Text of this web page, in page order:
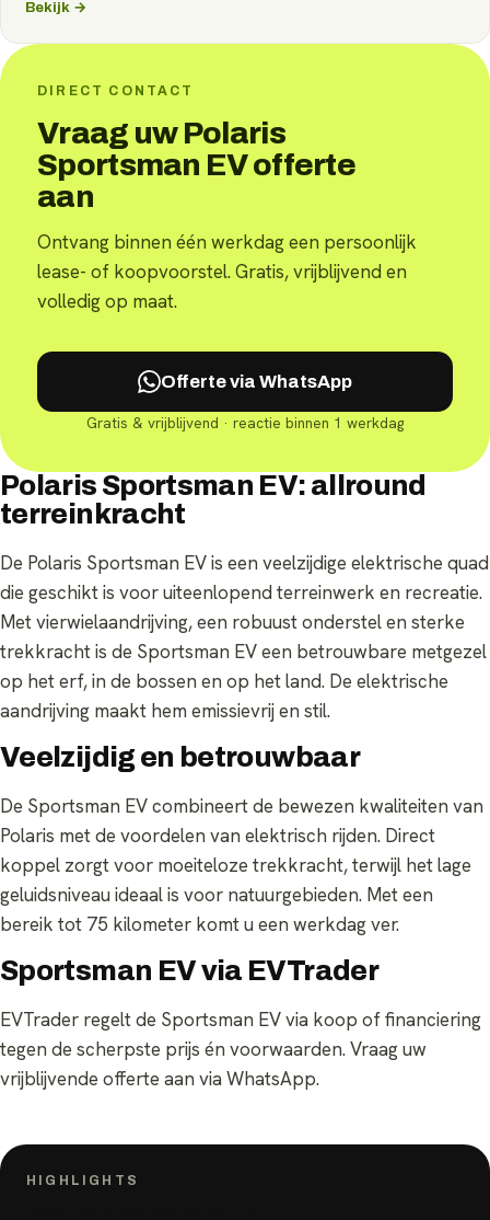
Bekijk →
DIRECT CONTACT
Vraag uw Polaris
Sportsman EV offerte
aan
Ontvang binnen één werkdag een persoonlijk
lease- of koopvoorstel. Gratis, vrijblijvend en
volledig op maat.
Offerte via WhatsApp
Gratis & vrijblijvend · reactie binnen 1 werkdag
Polaris Sportsman EV: allround
terreinkracht
De Polaris Sportsman EV is een veelzijdige elektrische quad
die geschikt is voor uiteenlopend terreinwerk en recreatie.
Met vierwielaandrijving, een robuust onderstel en sterke
trekkracht is de Sportsman EV een betrouwbare metgezel
op het erf, in de bossen en op het land. De elektrische
aandrijving maakt hem emissievrij en stil.
Veelzijdig en betrouwbaar
De Sportsman EV combineert de bewezen kwaliteiten van
Polaris met de voordelen van elektrisch rijden. Direct
koppel zorgt voor moeiteloze trekkracht, terwijl het lage
geluidsniveau ideaal is voor natuurgebieden. Met een
bereik tot 75 kilometer komt u een werkdag ver.
Sportsman EV via EVTrader
EVTrader regelt de Sportsman EV via koop of financiering
tegen de scherpste prijs én voorwaarden. Vraag uw
vrijblijvende offerte aan via WhatsApp.
HIGHLIGHTS